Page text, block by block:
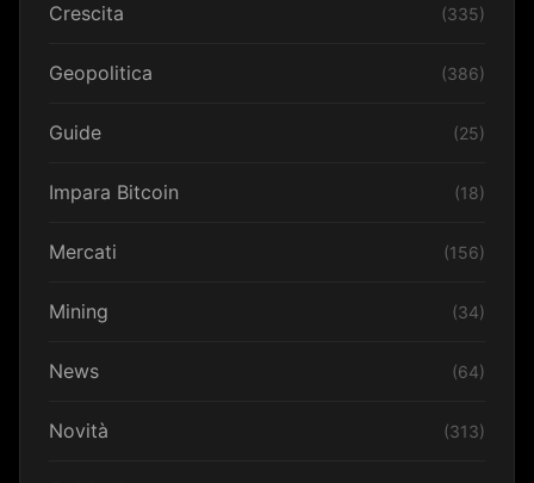
Crescita (335)
Geopolitica (386)
Guide (25)
Impara Bitcoin (18)
Mercati (156)
Mining (34)
News (64)
Novità (313)